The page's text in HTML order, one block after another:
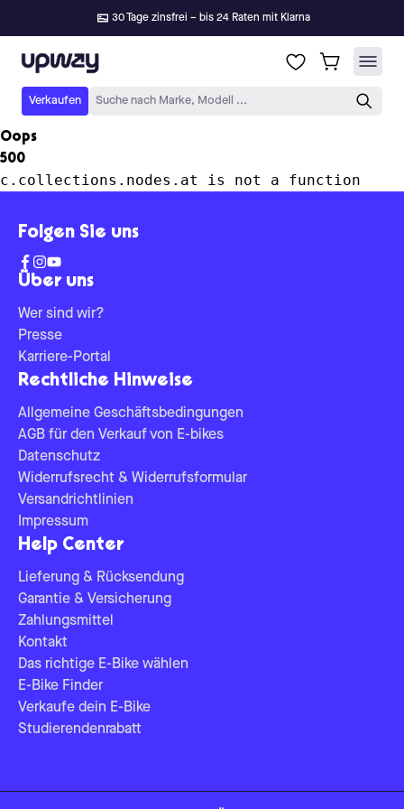
30 Tage zinsfrei – bis 24 Raten mit Klarna
Upway
Verkaufen Suche nach Marke, Modell ...
Oops
500
c.collections.nodes.at is not a function
Über uns
Wer sind wir?
Presse
Karriere-Portal
Rechtliche Hinweise
Allgemeine Geschäftsbedingungen
AGB für den Verkauf von E-bikes
Datenschutz
Widerrufsrecht & Widerrufsformular
Versandrichtlinien
Impressum
Help Center
Lieferung & Rücksendung
Garantie & Versicherung
Zahlungsmittel
Kontakt
Das richtige E-Bike wählen
E-Bike Finder
Verkaufe dein E-Bike
Studierendenrabatt
Folgen Sie uns